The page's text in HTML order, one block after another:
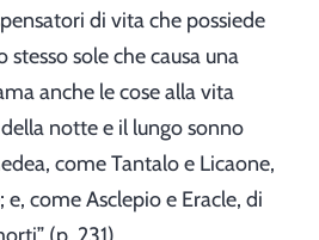
di vita che possiede
stesso sole che causa una
anche le cose alla vita
notte e il lungo sonno
come Tantalo e Licaone,
e, come Asclepio e Eracle, di